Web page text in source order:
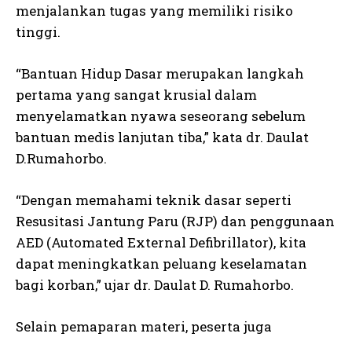
menjalankan tugas yang memiliki risiko
tinggi.
“Bantuan Hidup Dasar merupakan langkah
pertama yang sangat krusial dalam
menyelamatkan nyawa seseorang sebelum
bantuan medis lanjutan tiba,” kata dr. Daulat
D.Rumahorbo.
“Dengan memahami teknik dasar seperti
Resusitasi Jantung Paru (RJP) dan penggunaan
AED (Automated External Defibrillator), kita
dapat meningkatkan peluang keselamatan
bagi korban,” ujar dr. Daulat D. Rumahorbo.
Selain pemaparan materi, peserta juga